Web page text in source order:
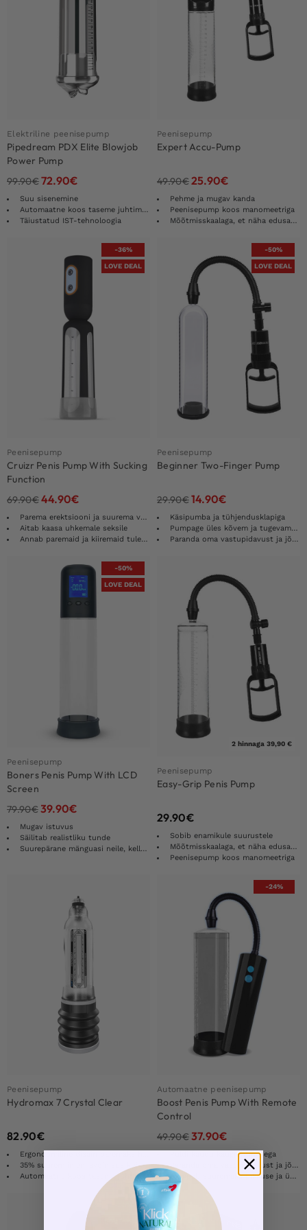
Elektriline peenisepump
Pipedream PDX Elite Blowjob
Power Pump
99.90€72.90€
Suu sisenemine
Automaatne koos taseme juhtimisega
Täiustatud IST-tehnoloogia
Peenisepump
Expert Accu-Pump
49.90€25.90€
Pehme ja mugav kanda
Peenisepump koos manomeetriga
Mõõtmisskaalaga, et näha edusamme
-36%
LOVE DEAL
Peenisepump
Cruizr Penis Pump With Sucking
Function
69.90€44.90€
Parema erektsiooni ja suurema volüümi jaoks
Aitab kaasa uhkemale seksile
Annab paremaid ja kiiremaid tulemusi
-50%
LOVE DEAL
Peenisepump
Beginner Two-Finger Pump
29.90€14.90€
Käsipumba ja tühjendusklapiga
Pumpage üles kõvem ja tugevam kõva peale
Paranda oma vastupidavust ja jõudlust
-50%
LOVE DEAL
Peenisepump
Boners Penis Pump With LCD
Screen
79.90€39.90€
Mugav istuvus
Säilitab realistliku tunde
Suurepärane mänguasi neile, kellele meeldib oraalseks
2 hinnaga 39,90 €
Peenisepump
Easy-Grip Penis Pump
29.90€
Sobib enamikule suurustele
Mõõtmisskaalaga, et näha edusamme
Peenisepump koos manomeetriga
Peenisepump
Hydromax 7 Crystal Clear
82.90€
Ergonoomiline disain paremaks haardumiseks
35% suurem imemisvõimsus kui originaalpumpadel
Automaatne koos taseme juhtimisega
-24%
Automaatne peenisepump
Boost Penis Pump With Remote
Control
49.90€37.90€
Puldi kaudu kaugjuhtimisega
Paranda oma vastupidavust ja jõudlust
Pumpab suuremaks pikkuse ja ümbermõõdu
LOVE DEAL